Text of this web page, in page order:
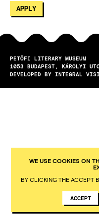
PETŐFI LITERARY MUSEUM
1053
BUDAPEST
KÁROLYI
DEVELOPED BY INTEGRAL
WE USE COOKIES ON
BY CLICKING THE ACCEPT
ACCEPT